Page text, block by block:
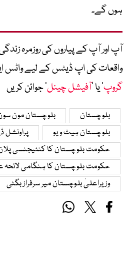
ہوں گے۔
آپ اور آپ کے پیاروں کی روزمرہ
واقعات کی اپ ڈیٹس کے لیے واٹس
گروپ‘ یا ’آفیشل چینل‘ جوائن کریں
بلوچستان
بلوچستان مون
بلوچستان ہیٹ ویو
حکومت بلوچستان کا کنٹیجنسی
حکومت بلوچستان کا ہنگامی
وزیراعلیٰ بلوچستان میر سرفراز بگٹی